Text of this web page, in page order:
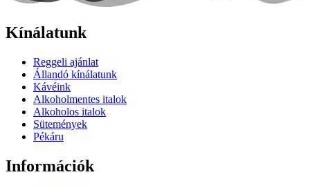
Kínálatunk
Reggeli ajánlat
Állandó kínálatunk
Kávéink
Alkoholmentes italok
Alkoholos italok
Sütemények
Pékáru
Információk